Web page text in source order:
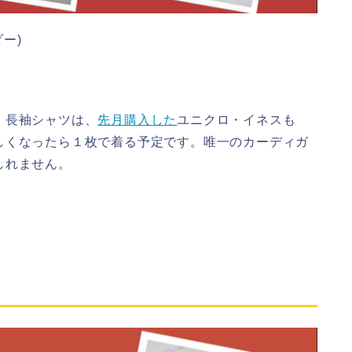
ー)
袖シャツは、 先月購入したユニクロ・イネスも
なったら１枚で着る予定です。唯一のカーディガ
ません。